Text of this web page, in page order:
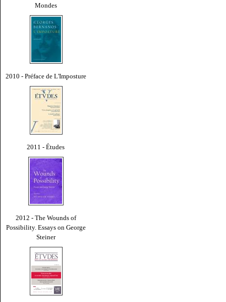
Mondes
2010 - Préface de L'Imposture
2011 - Études
2012 - The Wounds of
Possibility. Essays on George
Steiner